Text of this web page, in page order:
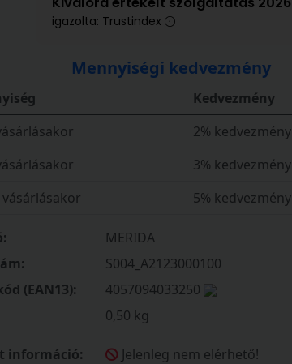
igazolta: Trustindex
Mennyiségi kedvezmény
Kedvezmény
2% kedvezmény
3% kedvezmény
vásárlásakor
5% kedvezmény
MERIDA
S004_A2123000100
(EAN13):
4057094033250
0,50 kg
információ: Jelenleg nem elérhető!